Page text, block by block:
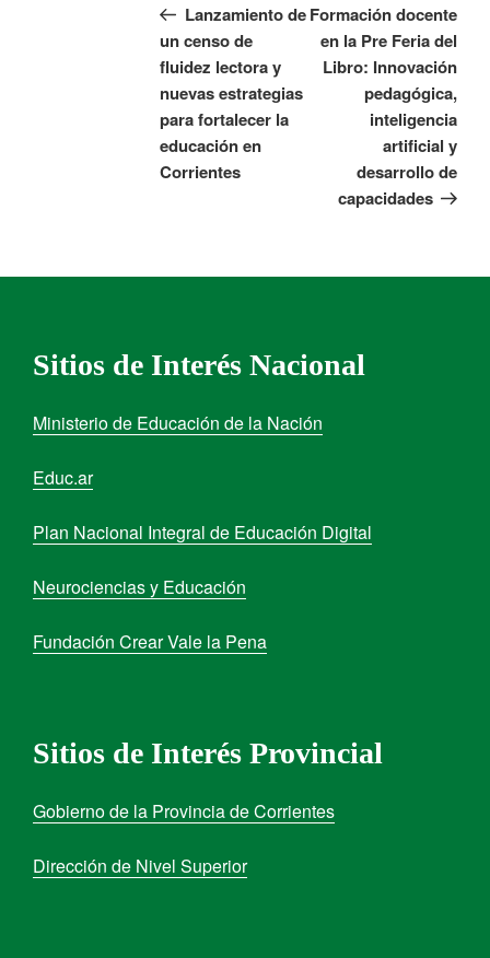
Lanzamiento de
un censo de
fluidez lectora y
nuevas estrategias
para fortalecer la
educación en
Corrientes
Formación docente
en la Pre Feria del
Libro: Innovación
pedagógica,
inteligencia
artificial y
desarrollo de
capacidades
Sitios de Interés Nacional
Ministerio de Educación de la Nación
Educ.ar
Plan Nacional Integral de Educación Digital
Neurociencias y Educación
Fundación Crear Vale la Pena
Sitios de Interés Provincial
Gobierno de la Provincia de Corrientes
Dirección de Nivel Superior